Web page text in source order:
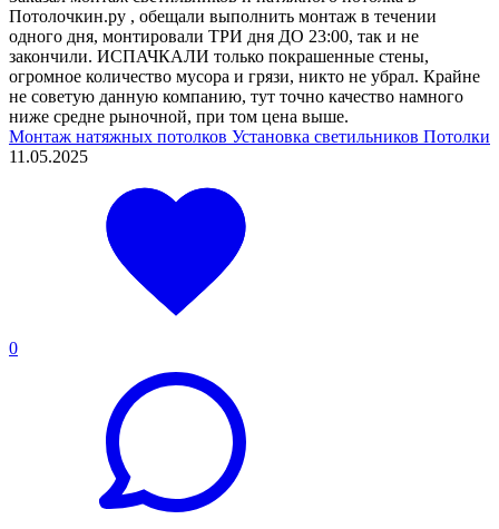
Потолочкин.ру , обещали выполнить монтаж в течении
одного дня, монтировали ТРИ дня ДО 23:00, так и не
закончили. ИСПАЧКАЛИ только покрашенные стены,
огромное количество мусора и грязи, никто не убрал. Крайне
не советую данную компанию, тут точно качество намного
ниже средне рыночной, при том цена выше.
Монтаж натяжных потолков Установка светильников Потолки
11.05.2025
0